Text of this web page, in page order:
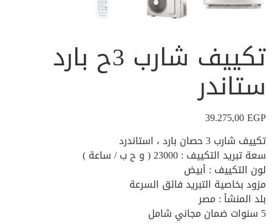
تكييف شارب 3ح بارد
ستاندر
39.275,00EGP
تكييف شارب 3 حصان بارد ، استاندرد
سعة تبريد التكييف : 23000 ( و ح ب / ساعة )
لون التكييف : أبيض
مزود بخاصية التبريد فائق السرعة
بلد المنشأ : مصر
5 سنوات ضمان مجاني شامل